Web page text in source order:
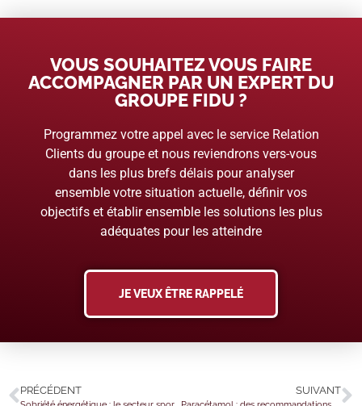
VOUS SOUHAITEZ VOUS FAIRE
ACCOMPAGNER PAR UN EXPERT DU
GROUPE FIDU ?
Programmez votre appel avec le service Relation
Clients du groupe et nous reviendrons vers-vous
dans les plus brefs délais pour analyser
ensemble votre situation actuelle, définir vos
objectifs et établir ensemble les solutions les plus
adéquates pour les atteindre
JE VEUX ÊTRE RAPPELÉ
PRÉCÉDENT SUIVANT